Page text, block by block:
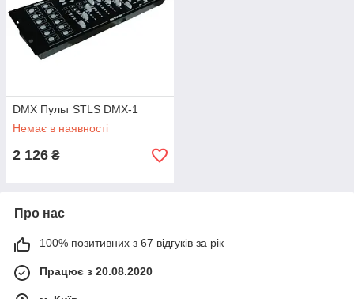
DMX Пульт STLS DMX-1
Немає в наявності
2 126 ₴
Про нас
100% позитивних з 67 відгуків за рік
Працює з 20.08.2020